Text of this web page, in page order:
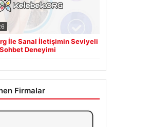
İle Sanal İletişimin Seviyeli
Deneyimi
Firmalar